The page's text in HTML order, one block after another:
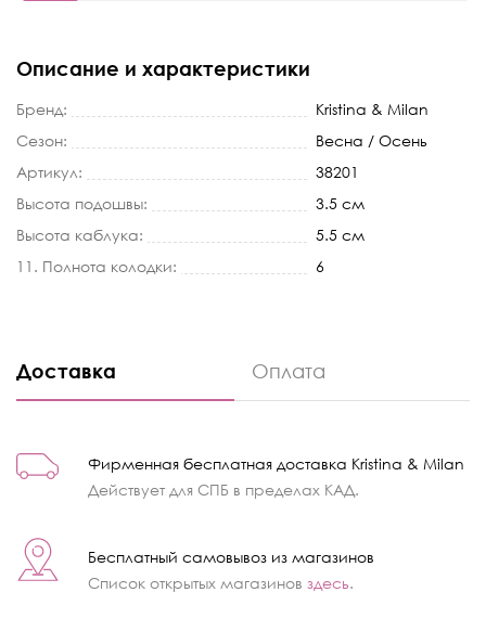
Описание и характеристики
Бренд:
Kristina & Milan
Сезон:
Весна / Осень
Артикул:
38201
Высота подошвы:
3.5 см
Высота каблука:
5.5 см
11. Полнота колодки:
6
Доставка Оплата
Фирменная бесплатная доставка Kristina & Milan
Действует для СПБ в пределах КАД.
Бесплатный самовывоз из магазинов
Список открытых магазинов здесь.